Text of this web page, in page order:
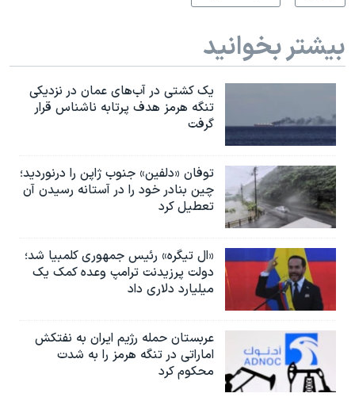
بیشتر بخوانید
یک کشتی در آب‌های عمان در نزدیکی
تنگه هرمز هدف پرتابه ناشناس قرار
گرفت
توفان «دلفین» جنوب ژاپن را درنوردید؛
چین بنادر خود را در آستانه رسیدن آن
تعطیل کرد
«ال تیگره» رئیس جمهوری کلمبیا شد؛
دولت پرزیدنت ترامپ وعده کمک یک
میلیارد دلاری داد
عربستان حمله رژیم ایران به نفتکش
اماراتی در تنگه هرمز را به‌ شدت
محکوم کرد